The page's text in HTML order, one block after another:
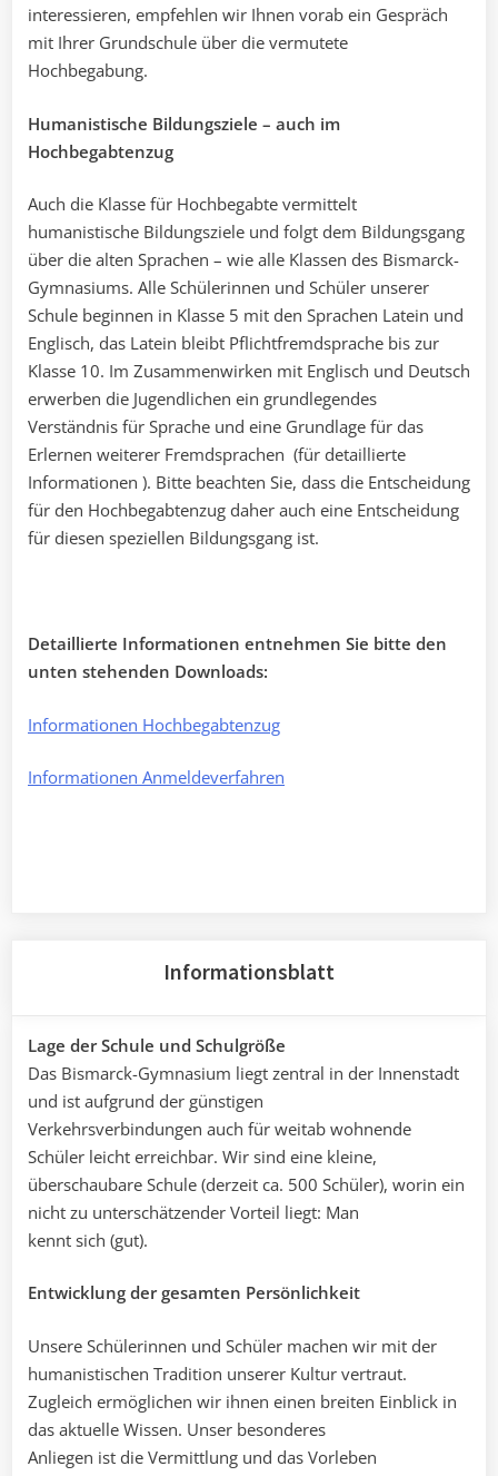
interessieren, empfehlen wir Ihnen vorab ein Gespräch
mit Ihrer Grundschule über die vermutete
Hochbegabung.
Humanistische Bildungsziele – auch im
Hochbegabtenzug
Auch die Klasse für Hochbegabte vermittelt
humanistische Bildungsziele und folgt dem Bildungsgang
über die alten Sprachen – wie alle Klassen des Bismarck-
Gymnasiums. Alle Schülerinnen und Schüler unserer
Schule beginnen in Klasse 5 mit den Sprachen Latein und
Englisch, das Latein bleibt Pflichtfremdsprache bis zur
Klasse 10. Im Zusammenwirken mit Englisch und Deutsch
erwerben die Jugendlichen ein grundlegendes
Verständnis für Sprache und eine Grundlage für das
Erlernen weiterer Fremdsprachen (für detaillierte
Informationen ). Bitte beachten Sie, dass die Entscheidung
für den Hochbegabtenzug daher auch eine Entscheidung
für diesen speziellen Bildungsgang ist.
Detaillierte Informationen entnehmen Sie bitte den
unten stehenden Downloads:
Informationen Hochbegabtenzug
Informationen Anmeldeverfahren
Informationsblatt
Lage der Schule und Schulgröße
Das Bismarck-Gymnasium liegt zentral in der Innenstadt
und ist aufgrund der günstigen
Verkehrsverbindungen auch für weitab wohnende
Schüler leicht erreichbar. Wir sind eine kleine,
überschaubare Schule (derzeit ca. 500 Schüler), worin ein
nicht zu unterschätzender Vorteil liegt: Man
kennt sich (gut).
Entwicklung der gesamten Persönlichkeit
Unsere Schülerinnen und Schüler machen wir mit der
humanistischen Tradition unserer Kultur vertraut.
Zugleich ermöglichen wir ihnen einen breiten Einblick in
das aktuelle Wissen. Unser besonderes
Anliegen ist die Vermittlung und das Vorleben